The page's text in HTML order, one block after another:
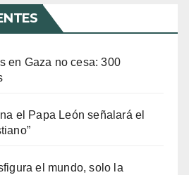
en Gaza no cesa: 300
el Papa León señalará el
el mundo, solo la